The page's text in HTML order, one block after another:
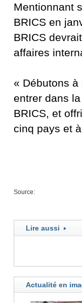
Mentionnant
BRICS en
BRICS
affaires
« Débutons
entrer dans
BRICS, et
cinq pays et
Source:
Lire aussi